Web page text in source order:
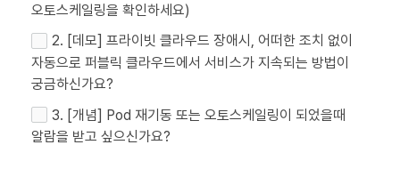
오토스케일링을 확인하세요)
2. [데모] 프라이빗 클라우드 장애시, 어떠한 조치 없이
자동으로 퍼블릭 클라우드에서 서비스가 지속되는 방법이
궁금하신가요?
3. [개념] Pod 재기동 또는 오토스케일링이 되었을때
알람을 받고 싶으신가요?